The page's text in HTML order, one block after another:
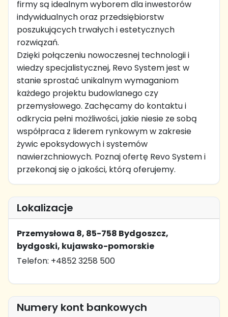
firmy są idealnym wyborem dla inwestorów
indywidualnych oraz przedsiębiorstw
poszukujących trwałych i estetycznych
rozwiązań.
Dzięki połączeniu nowoczesnej technologii i
wiedzy specjalistycznej, Revo System jest w
stanie sprostać unikalnym wymaganiom
każdego projektu budowlanego czy
przemysłowego. Zachęcamy do kontaktu i
odkrycia pełni możliwości, jakie niesie ze sobą
współpraca z liderem rynkowym w zakresie
żywic epoksydowych i systemów
nawierzchniowych. Poznaj ofertę Revo System i
przekonaj się o jakości, którą oferujemy.
Lokalizacje
Przemysłowa 8, 85-758 Bydgoszcz,
bydgoski, kujawsko-pomorskie
Telefon: +4852 3258 500
Numery kont bankowych